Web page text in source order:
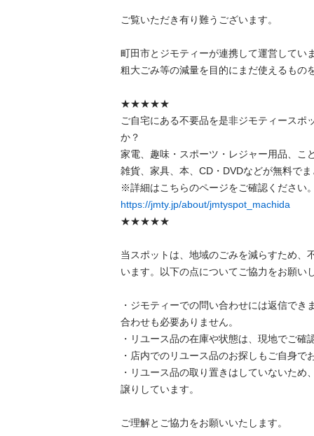
ご覧いただき有り難うございます。
町田市とジモティーが連携して運営してい
粗⼤ごみ等の減量を⽬的にまだ使えるもの
★★★★★
ご自宅にある不要品を是非ジモティースポ
か？
家電、趣味・スポーツ・レジャー用品、こ
雑貨、家具、本、CD・DVDなどが無料で
https://jmty.jp/about/jmtyspot_machida
★★★★★
当スポットは、地域のごみを減らすため、
います。以下の点についてご協力をお願い
・ジモティーでの問い合わせには返信でき
合わせも必要ありません。
・リユース品の在庫や状態は、現地でご確
・店内でのリユース品のお探しもご自身で
・リユース品の取り置きはしていないため
譲りしています。
ご理解とご協力をお願いいたします。